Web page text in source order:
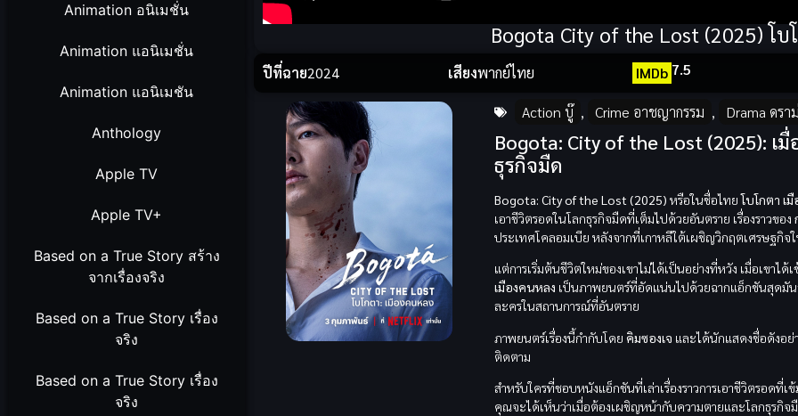
Animation อนิเมชั่น
Animation แอนิเมชั่น
Animation แอนิเมชัน
Anthology
Apple TV
Apple TV+
Based on a True Story สร้าง
จากเรื่องจริง
Based on a True Story เรื่อง
จริง
Based on a True Story เรื่อง
จริง
Bogota City of the Lost (2025) โบ
ปีที่ฉาย2024 เสียงพากย์ไทย IMDb 7.5
Action บู๊ , Crime อาชญากรรม , Drama ดรา
Bogota: City of the Lost (2025):
ธุรกิจมืด
Bogota: City of the Lost (2025) หรือในชื่อไทยโบโกตา เ
เอาชีวิตรอดในโลกธุรกิจมืดที่เต็มไปด้วยอันตราย เรื่องราวของ
ประเทศโคลอมเบีย หลังจากที่เกาหลีใต้เผชิญวิกฤตเศรษฐกิจ
แต่การเริ่มต้นชีวิตใหม่ของเขาไม่ได้เป็นอย่างที่หวัง เมื่อเข
เมืองคนหลง เป็นภาพยนตร์ที่อัดแน่นไปด้วยฉากแอ็กชันสุดมั
ละครในสถานการณ์ที่อันตราย
ภาพยนตร์เรื่องนี้กำกับโดย คิมซองเจ และได้นักแสดงชื่อดังอย่
ติดตาม
สำหรับใครที่ชอบหนังแอ็กชันที่เล่าเรื่องราวการเอาชีวิตรอดที่เ
คุณจะได้เห็นว่าเมื่อต้องเผชิญหน้ากับความตายและโลกธุรกิจ